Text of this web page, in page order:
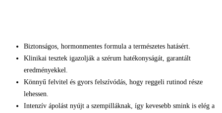
Biztonságos, hormonmentes formula a természetes hatásért.
Klinikai tesztek igazolják a szérum hatékonyságát, garantált
eredményekkel.
Könnyű felvitel és gyors felszívódás, hogy reggeli rutinod része
lehessen.
Intenzív ápolást nyújt a szempilláknak, így kevesebb smink is elég a